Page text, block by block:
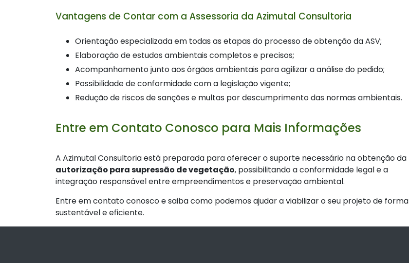
Vantagens de Contar com a Assessoria da Azimutal Consultoria
Orientação especializada em todas as etapas do processo de obtenção da ASV;
Elaboração de estudos ambientais completos e precisos;
Acompanhamento junto aos órgãos ambientais para agilizar a análise do pedido;
possibilidade de conformidade com a legislação vigente;
Redução de riscos de sanções e multas por descumprimento das normas ambientais.
Entre em Contato Conosco para Mais Informações
A Azimutal Consultoria está preparada para oferecer o suporte necessário na obtenção da
autorização para supressão de vegetação, possibilitando a conformidade legal e a
integração responsável entre empreendimentos e preservação ambiental.
Entre em contato conosco e saiba como podemos ajudar a viabilizar o seu projeto de forma
sustentável e eficiente.